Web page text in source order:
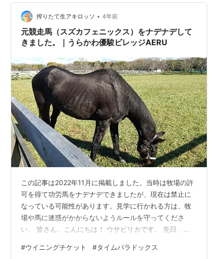
て替えられています。 こじんまりとした神社ですけど、
とても落ち着くことができる神社です。 おみくじを引き
ました。 夫と私は「…
搾りたて生アキロッソ • 4年前
元競走馬（スズカフェニックス）をナデナデして
きました。｜うらかわ優駿ビレッジAERU
この記事は2022年11月に掲載しました。当時は牧場の許
可を得て功労馬をナデナデできましたが、現在は禁止に
なっている可能性があります。見学に行かれる方は、牧
場や馬に迷惑がかからないようルールを守ってくださ
い。 皆さん、こんにちは！ ウサピリカです。 先日、
トとスズカフェニックスに会ってきました。 今年に入っ
#ウイニングチケット #タイムパラドックス